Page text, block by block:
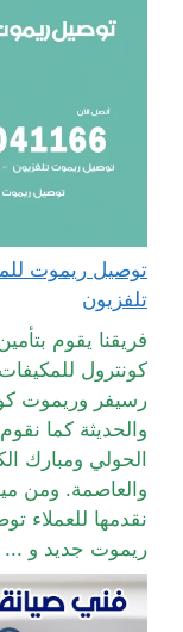
تلفزيون
فريقنا يقوم
كونترول
رسيفر وريموت
والحديثة كما
الحولي ومبارك
والعاصمة. ومن
نقدمها للعملاء
ريموت جديد و ...